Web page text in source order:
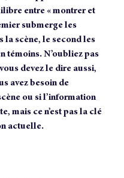
entre « montrer et
submerge les
la scène, le second les
témoins. N’oubliez pas
devez le dire aussi,
avez besoin de
ou si l’information
mais ce n’est pas la clé
actuelle.